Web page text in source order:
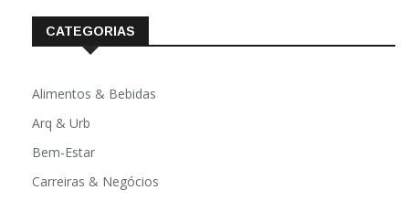
CATEGORIAS
Alimentos & Bebidas
Arq & Urb
Bem-Estar
Carreiras & Negócios